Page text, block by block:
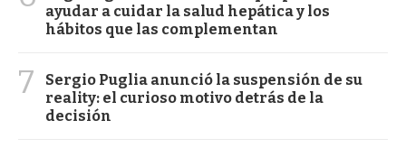
ayudar a cuidar la salud hepática y los
hábitos que las complementan
7
Sergio Puglia anunció la suspensión de su
reality: el curioso motivo detrás de la
decisión